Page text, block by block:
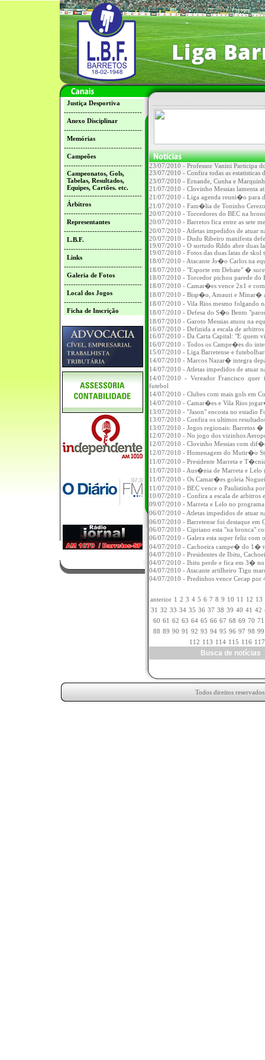
Justiça Desportiva
---------------------------------
Anexo Disciplinar
---------------------------------
Memórias
---------------------------------
Campeões
---------------------------------
Campeonatos, Gols,
Tabelas, Resultados,
Equipes, Cartões. etc.
---------------------------------
Árbitros
---------------------------------
Representantes
---------------------------------
L.B.F.
---------------------------------
Links
---------------------------------
Galeria de Fotos
---------------------------------
Local dos Jogos
---------------------------------
Ficha de Inscrição
23/07/2010 - Professor Vanini Participa
23/07/2010 - Confira todas as estatisticas
23/07/2010 - Ernande, Cunha e
21/07/2010 - Clovinho Messias lamenta
21/07/2010 - Liga agenda reuni�o
21/07/2010 - Fam�lia de Toninho
20/07/2010 - Torcedores do BEC na
20/07/2010 - Barretos fica entre as sete
20/07/2010 - Atletas impedidos de
20/07/2010 - Dudu Ribeiro manifesta
19/07/2010 - O sortudo Rildo abre duas
19/07/2010 - Fotos das duas latas de
18/07/2010 - Atacante Jo�o Carlos na
18/07/2010 - "Esporte em Debate" �
18/07/2010 - Torcedor pichou parede do
18/07/2010 - Camar�es vence 2x1 e
18/07/2010 - Bisp�o, Amauri e Minar�
18/07/2010 - Vila Rios mesmo
18/07/2010 - Defesa do S�o Bento
18/07/2010 - Garoto Messias atuou na
16/07/2010 - Definida a escala de
16/07/2010 - Da Carta Capital: "E quem
16/07/2010 - Todos os Campe�es do
15/07/2010 - Liga Barretense e
14/07/2010 - Marcos Nazar� integra
14/07/2010 - Atletas impedidos de
14/07/2010 - Vereador Francisco
futebol
14/07/2010 - Clubes com mais gols em
14/07/2010 - Camar�es e Vila Rios
13/07/2010 - "Jason" encosta no estadio
13/07/2010 - Confira os ultimos
13/07/2010 - Jogos regionais: Barretos �
12/07/2010 - No jogo dos vizinhos
12/07/2010 - Clovinho Messias com
12/07/2010 - Homenagem do Mutir�o
11/07/2010 - Presidente Marreta e
11/07/2010 - Aus�nia de Marreta e
11/07/2010 - Os Camar�es goleia
11/07/2010 - BEC vence o Paulistinha
10/07/2010 - Confira a escala de arbitros
09/07/2010 - Marreta e Lelo no
06/07/2010 - Atletas impedidos de
06/07/2010 - Barretense foi destaque
06/07/2010 - Cipriano esta "na bronca"
06/07/2010 - Galera esta super feliz
04/07/2010 - Cachoeira campe� do 1�
04/07/2010 - Presidentes de Ibitu,
04/07/2010 - Ibitu perde e fica em 3�
04/07/2010 - Atacante artilheiro Tigu
04/07/2010 - Predinhos vence Cecap
anterior 1 2 3 4 5 6 7 8 9 10 11 12 13
31 32 33 34 35 36 37 38 39 40 41 42
60 61 62 63 64 65 66 67 68 69 70 71
88 89 90 91 92 93 94 95 96 97 98 99
112 113 114 115 116 117
Busca de
Todos direitos